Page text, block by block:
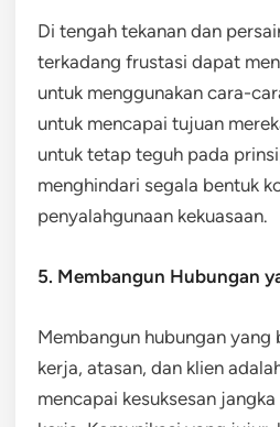
Di tengah tekanan dan
terkadang frustasi dapat
untuk menggunakan cara-
untuk mencapai tujuan
untuk tetap teguh pada
menghindari segala bentuk
penyalahgunaan kekuasaan.
5. Membangun Hubungan
Membangun hubungan yang
kerja, atasan, dan klien
mencapai kesuksesan